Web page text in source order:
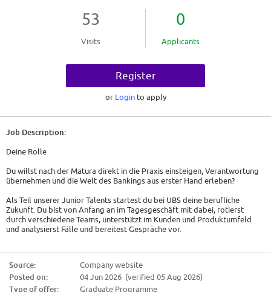
53
Visits
0
Applicants
Register
or Login to apply
Job Description:
Deine Rolle
Du willst nach der Matura direkt in die Praxis einsteigen, Verantwortung
übernehmen und die Welt des Bankings aus erster Hand erleben?
Als Teil unserer Junior Talents startest du bei UBS deine berufliche
Zukunft. Du bist von Anfang an im Tagesgeschäft mit dabei, rotierst
durch verschiedene Teams, unterstützt im Kunden und Produktumfeld
und analysierst Fälle und bereitest Gespräche vor.
* Eine 18-monatige Ausbildung mit spannenden Einblicken in unsere
verschiedenen Bereiche und Geschäftsstellen
* Während je drei sechsmonatigen Rotationseinsätzen, arbeitest du in
Source:
Company website
Posted on:
04 Jun 2026 (verified 05 Aug 2026)
Type of offer:
Graduate Programme